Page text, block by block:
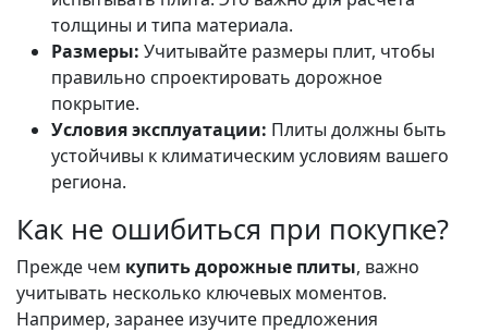
толщины и типа материала.
Размеры: Учитывайте размеры плит, чтобы
правильно спроектировать дорожное
покрытие.
Условия эксплуатации: Плиты должны быть
устойчивы к климатическим условиям вашего
региона.
Как не ошибиться при покупке?
Прежде чем купить дорожные плиты, важно
учитывать несколько ключевых моментов.
Например, заранее изучите предложения